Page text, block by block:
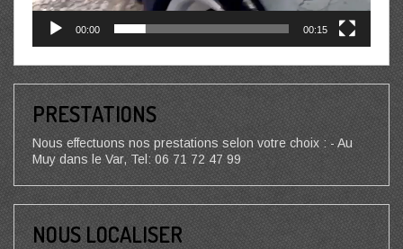
00:00 00:15
PRESTATIONS
Nous effectuons nos prestations selon votre choix : - Au
Muy dans le Var, Tel: 06 71 72 47 99
NOUS LOCALISER